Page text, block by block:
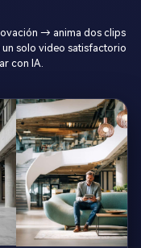
→ anima dos clips
solo video satisfactorio
con IA.